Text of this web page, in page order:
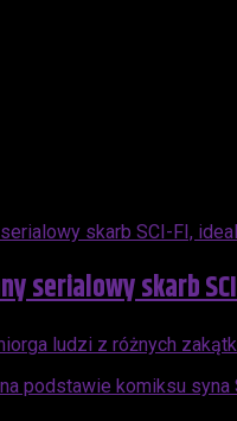
serialowy skarb
ludzi z różnych